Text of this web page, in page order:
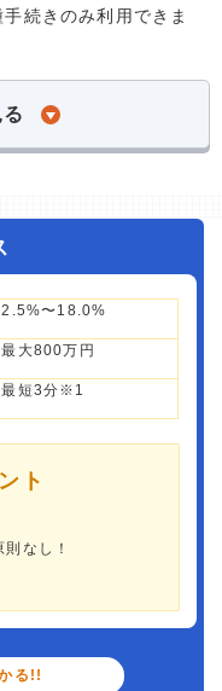
続きのみ利用できま
2.5%〜18.0%
最大800万円
最短3分※1
ト
なし！
る!!